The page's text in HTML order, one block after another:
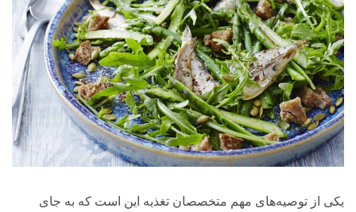
یکی از توصیه‌های مهم متخصصان تغذیه این است که به جای